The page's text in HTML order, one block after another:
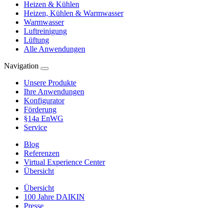
Heizen & Kühlen
Heizen, Kühlen & Warmwasser
Warmwasser
Luftreinigung
Lüftung
Alle Anwendungen
Navigation
Unsere Produkte
Ihre Anwendungen
Konfigurator
Förderung
§14a EnWG
Service
Blog
Referenzen
Virtual Experience Center
Übersicht
Übersicht
100 Jahre DAIKIN
Presse